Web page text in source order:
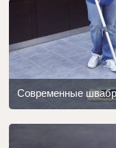
Современные